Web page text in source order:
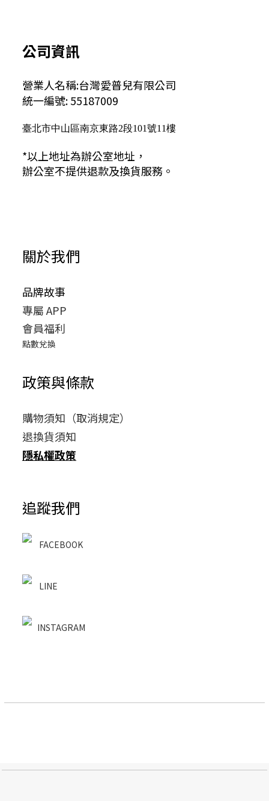
公司資訊
營業人名稱:台灣愛普兒有限公司
統一編號: 55187009
臺北市中山區南京東路2段101號11樓
*以上地址為辦公室地址，
辦公室不提供退款及換貨服務。
關於我們
品牌故事
專屬 APP
會員福利
點數兌換
政策與條款
購物須知（取消規定）
退換貨須知
隱私權政策
追蹤我們
FACEBOOK
LINE
INSTAGRAM